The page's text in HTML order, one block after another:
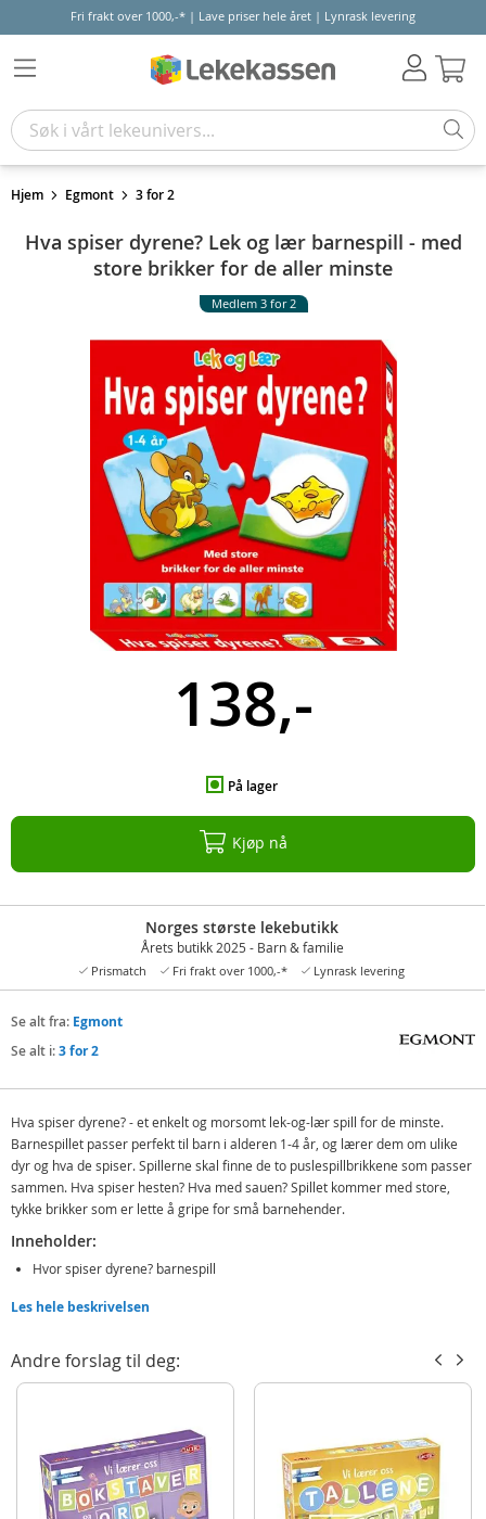
Fri frakt over 1000,-* | Lave priser hele året | Lynrask levering
Hjem Egmont 3 for 2
Hva spiser dyrene? Lek og lær barnespill - med
store brikker for de aller minste
Medlem 3 for 2
138,-
På lager
Kjøp nå
Norges største lekebutikk
Årets butikk 2025 - Barn & familie
Prismatch Fri frakt over 1000,-* Lynrask levering
Se alt fra: Egmont
Se alt i:3 for 2
Hva spiser dyrene? - et enkelt og morsomt lek-og-lær spill for de minste.
Barnespillet passer perfekt til barn i alderen 1-4 år, og lærer dem om ulike
dyr og hva de spiser. Spillerne skal finne de to puslespillbrikkene som passer
sammen. Hva spiser hesten? Hva med sauen? Spillet kommer med store,
tykke brikker som er lette å gripe for små barnehender.
Inneholder:
Hvor spiser dyrene? barnespill
Detaljer:
Alder: 1-4 år
7031650142676
Merke
Les hele beskrivelsen
Andre forslag til deg: